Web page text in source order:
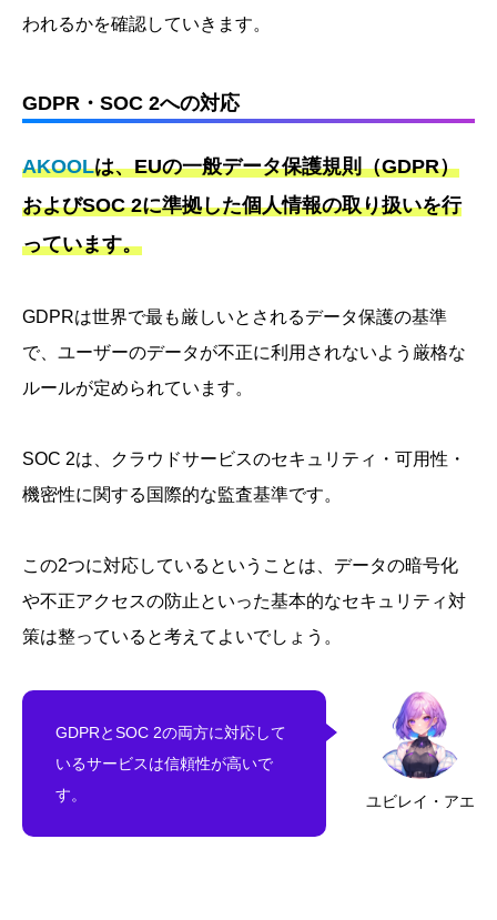
われるかを確認していきます。
GDPR・SOC 2への対応
AKOOLは、EUの一般データ保護規則（GDPR）
およびSOC 2に準拠した個人情報の取り扱いを行
っています。
GDPRは世界で最も厳しいとされるデータ保護の基準
で、ユーザーのデータが不正に利用されないよう厳格な
ルールが定められています。
SOC 2は、クラウドサービスのセキュリティ・可用性・
機密性に関する国際的な監査基準です。
この2つに対応しているということは、データの暗号化
や不正アクセスの防止といった基本的なセキュリティ対
策は整っていると考えてよいでしょう。
ユビレイ・アエ
GDPRとSOC 2の両方に対応して
いるサービスは信頼性が高いで
す。